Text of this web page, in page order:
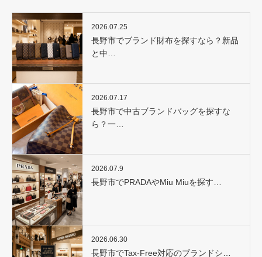
2026.07.25
長野市でブランド財布を探すなら？新品
と中…
2026.07.17
長野市で中古ブランドバッグを探すな
ら？一…
2026.07.9
長野市でPRADAやMiu Miuを探す…
2026.06.30
長野市でTax-Free対応のブランドシ…